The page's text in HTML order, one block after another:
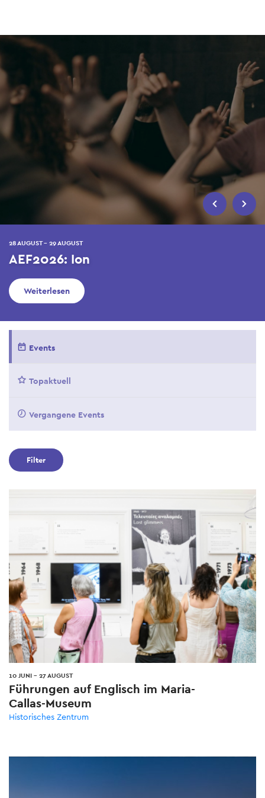
to
28 AUGUST - 29 AUGUST
AEF2026: Ion
Weiterlesen
Events
Topaktuell
Vergangene Events
Filter
10 JUNI - 27 AUGUST
Führungen auf Englisch im Maria-
Callas-Museum
Historisches Zentrum